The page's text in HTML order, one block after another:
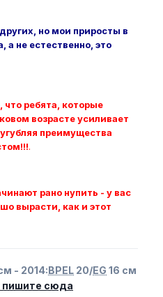
но мои приросты в
не естественно, это
что ребята, которые
возрасте усиливает
преимущества
.
рано нупить - у вас
вырасти, как и этот
- 2014:BPEL 20/EG 16 см
пишите сюда